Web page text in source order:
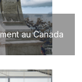
au Canada